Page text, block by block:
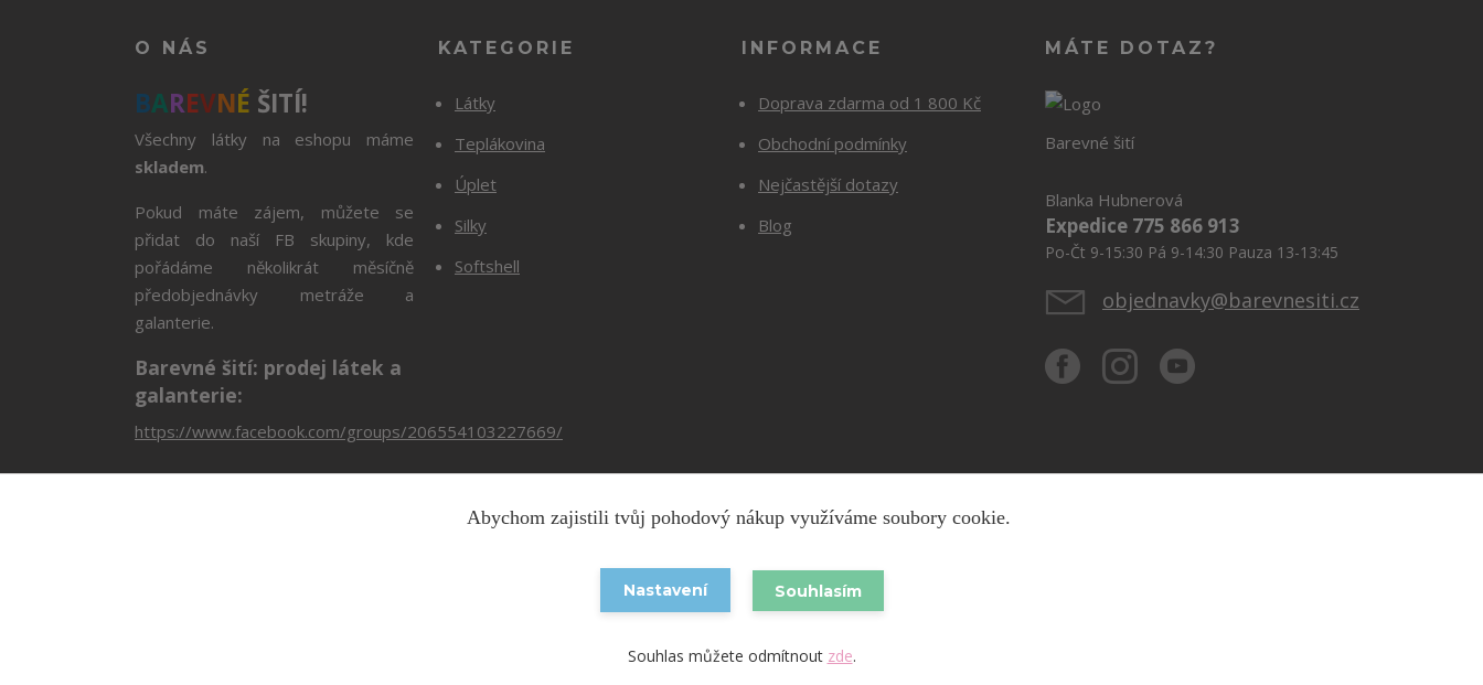
O NÁS
BAREVNÉ ŠITÍ!
Všechny látky na eshopu máme
skladem.
Pokud máte zájem, můžete se
přidat do naší FB skupiny, kde
pořádáme několikrát měsíčně
předobjednávky metráže a
galanterie.
Barevné šití: prodej látek a
galanterie:
https://www.facebook.com/groups/206554103227669/
KATEGORIE
Látky
Teplákovina
Úplet
Silky
Softshell
INFORMACE
Doprava zdarma od 1 800 Kč
Obchodní podmínky
Nejčastější dotazy
Blog
MÁTE DOTAZ?
Barevné šití
Blanka Hubnerová
Expedice 775 866 913
Po-Čt 9-15:30 Pá 9-14:30 Pauza 13-13:45
objednavky@barevnesiti.cz
Copyright © 2026 Barevnesiti.cz
Vytvořeno na
Abychom zajistili tvůj pohodový nákup využíváme soubory cookie.
Nastavení Souhlasím
Souhlas můžete odmítnout zde.